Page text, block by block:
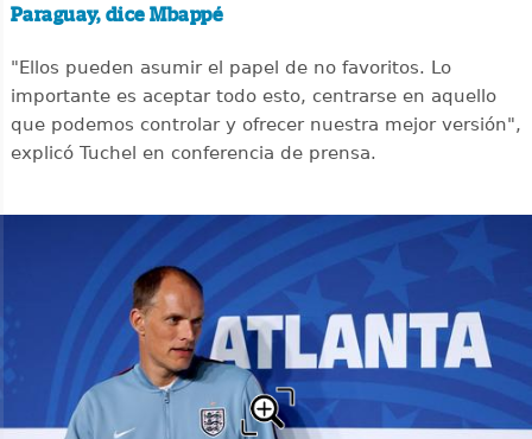
Paraguay, dice Mbappé
"Ellos pueden asumir el papel de no favoritos. Lo
importante es aceptar todo esto, centrarse en aquello
que podemos controlar y ofrecer nuestra mejor versión",
explicó Tuchel en conferencia de prensa.